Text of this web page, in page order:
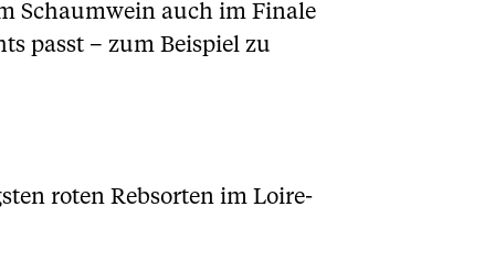
Schaumwein auch im Finale
passt – zum Beispiel zu
roten Rebsorten im Loire-